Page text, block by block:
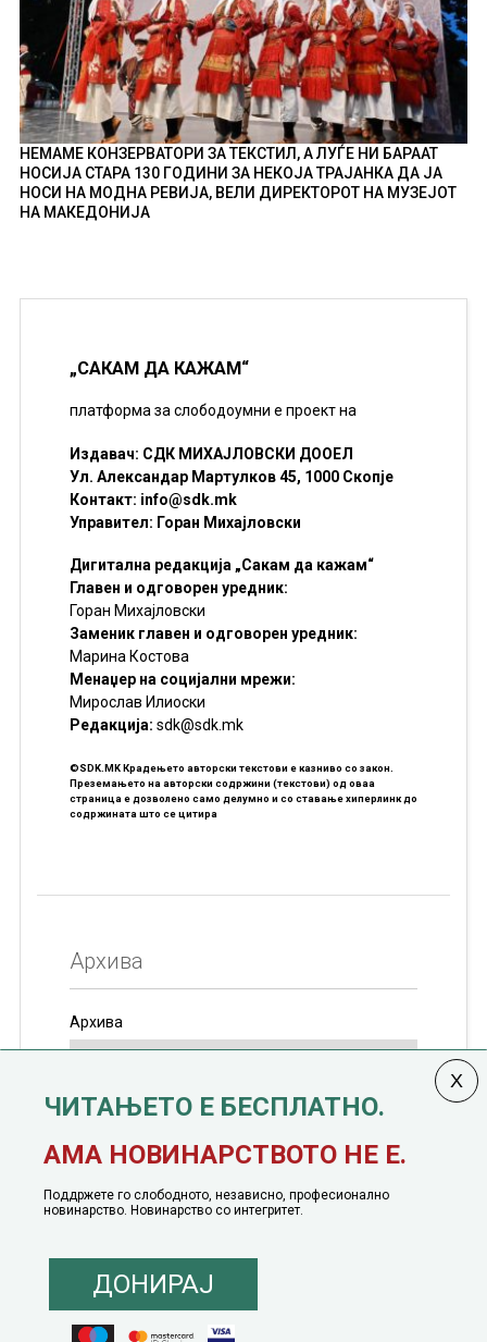
НЕМАМЕ КОНЗЕРВАТОРИ ЗА ТЕКСТИЛ, А ЛУЃЕ НИ БАРААТ
НОСИЈА СТАРА 130 ГОДИНИ ЗА НЕКОЈА ТРАЈАНКА ДА ЈА
НОСИ НА МОДНА РЕВИЈА, ВЕЛИ ДИРЕКТОРОТ НА МУЗЕЈОТ
НА МАКЕДОНИЈА
„САКАМ ДА КАЖАМ“
платформа за слободоумни е проект на
Издавач: СДК МИХАЈЛОВСКИ ДООЕЛ
Ул. Александар Мартулков 45, 1000 Скопје
Контакт: info@sdk.mk
Управител: Горан Михајловски
Дигитална редакција „Сакам да кажам“
Главен и одговорен уредник:
Горан Михајловски
Заменик главен и одговорен уредник:
Марина Костова
Менаџер на социјални мрежи:
Мирослав Илиоски
Редакцијa: sdk@sdk.mk
©SDK.MK Крадењето авторски текстови е казниво со закон.
Преземањето на авторски содржини (текстови) од оваа
страница е дозволено само делумно и со ставање хиперлинк до
содржината што се цитира
Архива
Архива
јануари, 1991 година
© 2016 - 2026 Сакам Да Кажам. Сите права задржани |
Понуда за политичко рекламирање
ЧИТАЊЕТО Е БЕСПЛАТНО.
АМА НОВИНАРСТВОТО НЕ Е.
Поддржете го слободното, независно, професионално
новинарство. Новинарство со интегритет.
ДОНИРАЈ